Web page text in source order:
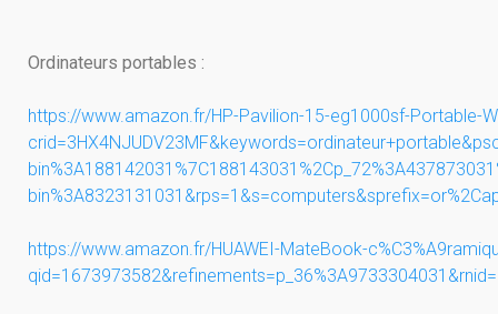
Ordinateurs portables :
https://www.amazon.fr/HP-Pavilion-15-eg1000sf-Portable-
https://www.amazon.fr/HUAWEI-MateBook-